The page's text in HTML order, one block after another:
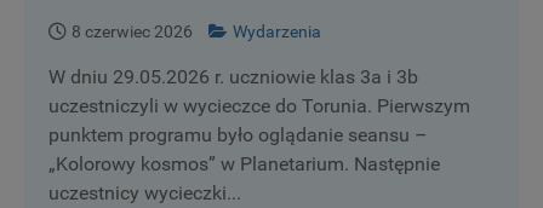
8 czerwiec 2026 Wydarzenia
W dniu 29.05.2026 r. uczniowie klas 3a i 3b
uczestniczyli w wycieczce do Torunia. Pierwszym
punktem programu było oglądanie seansu –
„Kolorowy kosmos” w Planetarium. Następnie
uczestnicy wycieczki...